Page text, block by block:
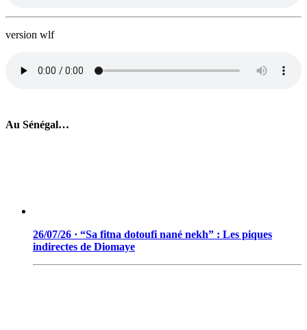
version wlf
Au Sénégal…
26/07/26 · “Sa fitna dotoufi nané nekh” : Les piques
indirectes de Diomaye